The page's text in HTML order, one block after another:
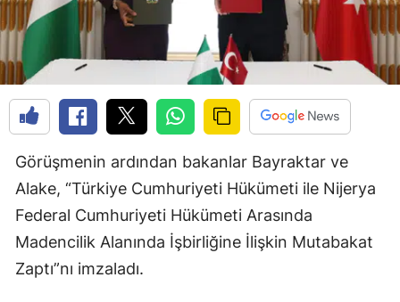
Görüşmenin ardından bakanlar Bayraktar ve
Alake, “Türkiye Cumhuriyeti Hükümeti ile Nijerya
Federal Cumhuriyeti Hükümeti Arasında
Madencilik Alanında İşbirliğine İlişkin Mutabakat
Zaptı”nı imzaladı.